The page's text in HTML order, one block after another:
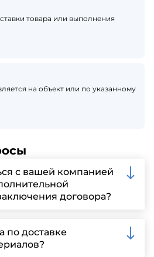
товара или выполнения
на объект или по указанному
с вашей компанией
договора?
почту или
сайте для более
и организации встречи.
по доставке